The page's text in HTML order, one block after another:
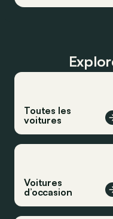
Toutes les
voitures
Voitures
d’occasion